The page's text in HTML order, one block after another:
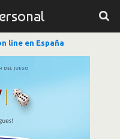
line en España